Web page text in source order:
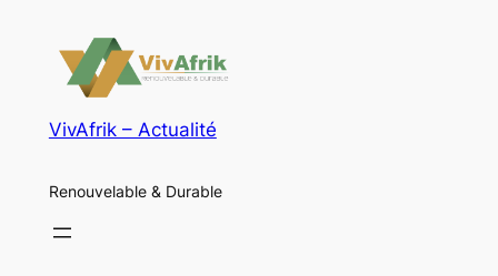
VivAfrik – Actualité
Renouvelable & Durable